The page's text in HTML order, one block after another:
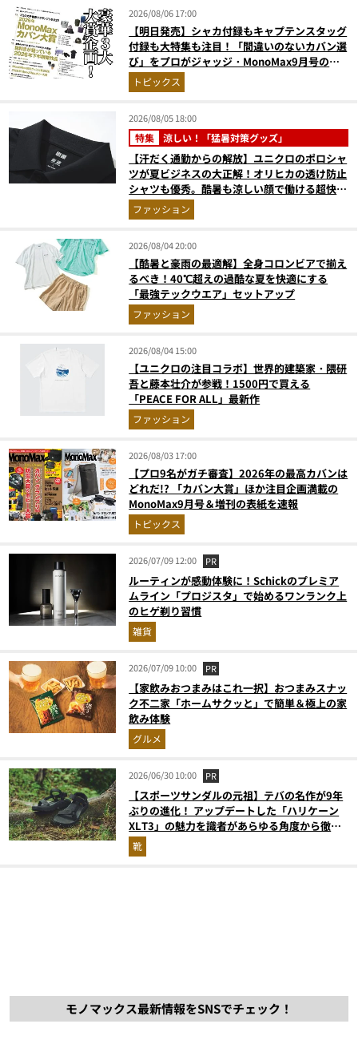
2026/08/06 17:00
【明日発売】シャカ付録もキャプテンスタッグ
付録も大特集も注目！「間違いのないカバン選
び」をプロがジャッジ・MonoMax9月号の目
次を公開
トピックス
2026/08/05 18:00
特集 涼しい！「猛暑対策グッズ」
【汗だく通勤からの解放】ユニクロのポロシャ
ツが夏ビジネスの大正解！オリヒカの透け防止
シャツも優秀。酷暑も涼しい顔で働ける超快適
ウエアの実力
ファッション
2026/08/04 20:00
【酷暑と豪雨の最適解】全身コロンビアで揃え
るべき！40℃超えの過酷な夏を快適にする
「最強テックウエア」セットアップ
ファッション
2026/08/04 15:00
【ユニクロの注目コラボ】世界的建築家・隈研
吾と藤本壮介が参戦！1500円で買える
「PEACE FOR ALL」最新作
ファッション
2026/08/03 17:00
【プロ9名がガチ審査】2026年の最高カバンは
どれだ!? 「カバン大賞」ほか注目企画満載の
MonoMax9月号＆増刊の表紙を速報
トピックス
2026/07/09 12:00 PR
ルーティンが感動体験に！Schickのプレミア
ムライン「プロジスタ」で始めるワンランク上
のヒゲ剃り習慣
雑貨
2026/07/09 10:00 PR
【家飲みおつまみはこれ一択】おつまみスナッ
ク不二家「ホームサクッと」で簡単＆極上の家
飲み体験
グルメ
2026/06/30 10:00 PR
【スポーツサンダルの元祖】テバの名作が9年
ぶりの進化！ アップデートした「ハリケーン
XLT3」の魅力を識者があらゆる角度から徹底
解説！
靴
モノマックス最新情報をSNSでチェック！